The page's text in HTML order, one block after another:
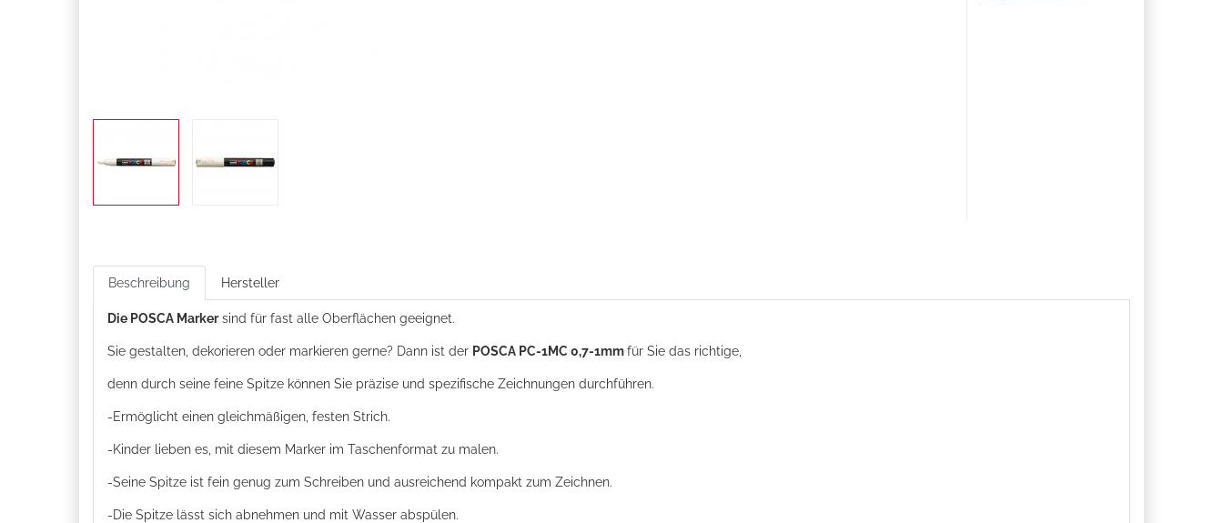
Beschreibung Hersteller
Die POSCA Markersind für fast alle Oberflächen geeignet.
Sie gestalten, dekorieren oder markieren gerne? Dann ist der POSCA PC-1MC 0,7-1mmfür Sie das richtige,
denn durch seine feine Spitze können Sie präzise und spezifische Zeichnungen durchführen.
-Ermöglicht einen gleichmäßigen, festen Strich.
-Kinder lieben es, mit diesem Marker im Taschenformat zu malen.
-Seine Spitze ist fein genug zum Schreiben und ausreichend kompakt zum Zeichnen.
-Die Spitze lässt sich abnehmen und mit Wasser abspülen.